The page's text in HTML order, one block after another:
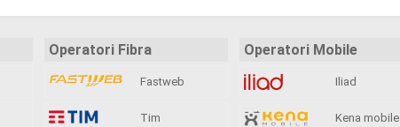
Operatori Fibra
Fastweb
Tim
Operatori Mobile
Iliad
Kena mobile